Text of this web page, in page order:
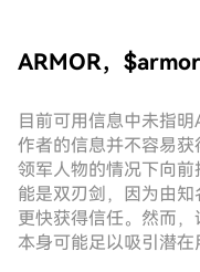
ARMOR，$armor
目前可用信息中未指
作者的信息并不容易
领军人物的情况下向
能是双刃剑，因为由
更快获得信任。然而
本身可能足以吸引潜在